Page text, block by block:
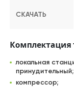
СКАЧАТЬ
Комплектация
локальная
принудительный;
компрессор;